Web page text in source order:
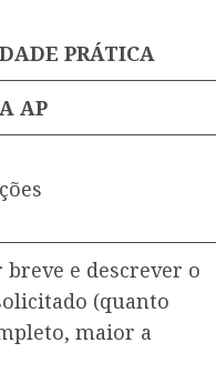
PRÁTICA
AP
breve e descrever o
(quanto
maior a